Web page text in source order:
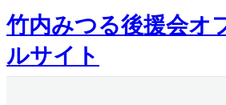
内
容
ス
キ
竹内みつる後援会オ
ルサイト